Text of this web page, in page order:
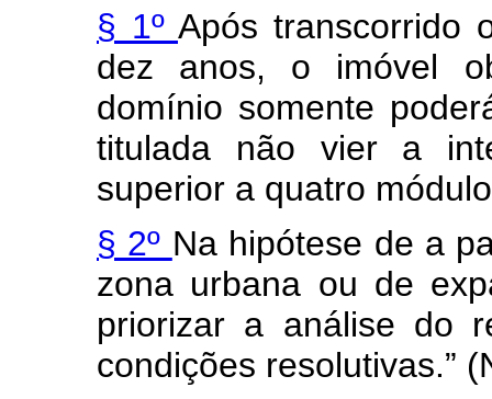
§ 1º Após transcorrido
dez anos, o imóvel
domínio somente
titulada não vier a
superior a quatro
§ 2º Na hipótese de a
zona urbana ou de
priorizar a análise do
condições resolutivas.”